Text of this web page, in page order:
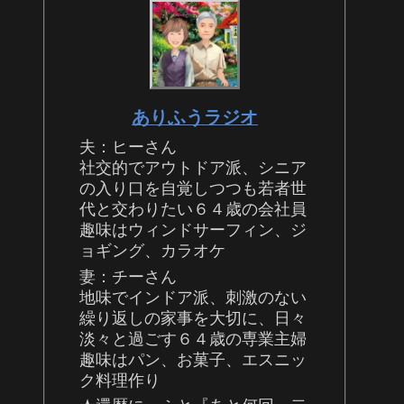
ありふうラジオ
夫：ヒーさん
社交的でアウトドア派、シニア
の入り口を自覚しつつも若者世
代と交わりたい６４歳の会社員
趣味はウィンドサーフィン、ジ
ョギング、カラオケ
妻：チーさん
地味でインドア派、刺激のない
繰り返しの家事を大切に、日々
淡々と過ごす６４歳の専業主婦
趣味はパン、お菓子、エスニッ
ク料理作り